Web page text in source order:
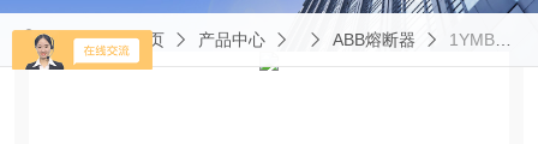
当前位置：首页 产品中心 ABB熔断器 1YMB710738M2812熔断器